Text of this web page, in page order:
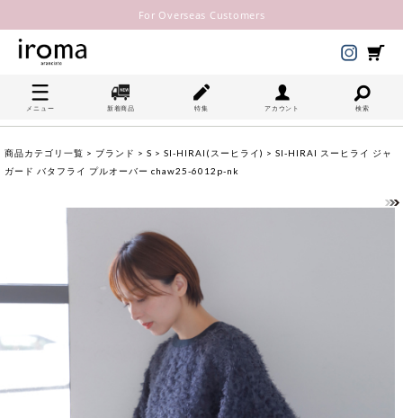
For Overseas Customers
メニュー 新着商品 特集 アカウント 検索
商品カテゴリ一覧 > ブランド > S > SI-HIRAI(スーヒライ) > SI-HIRAI スーヒライ ジャ
ガード バタフライ プルオーバー chaw25-6012p-nk